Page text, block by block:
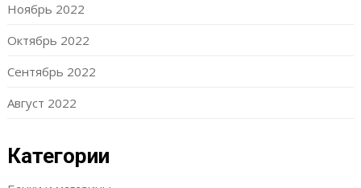
Ноябрь 2022
Октябрь 2022
Сентябрь 2022
Август 2022
Категории